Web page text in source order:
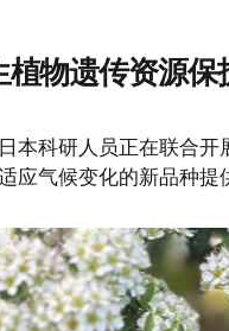
物遗传资源保
本科研人员正在联合
应气候变化的新品种提